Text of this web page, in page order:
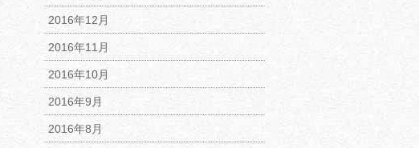
2016年12月
2016年11月
2016年10月
2016年9月
2016年8月